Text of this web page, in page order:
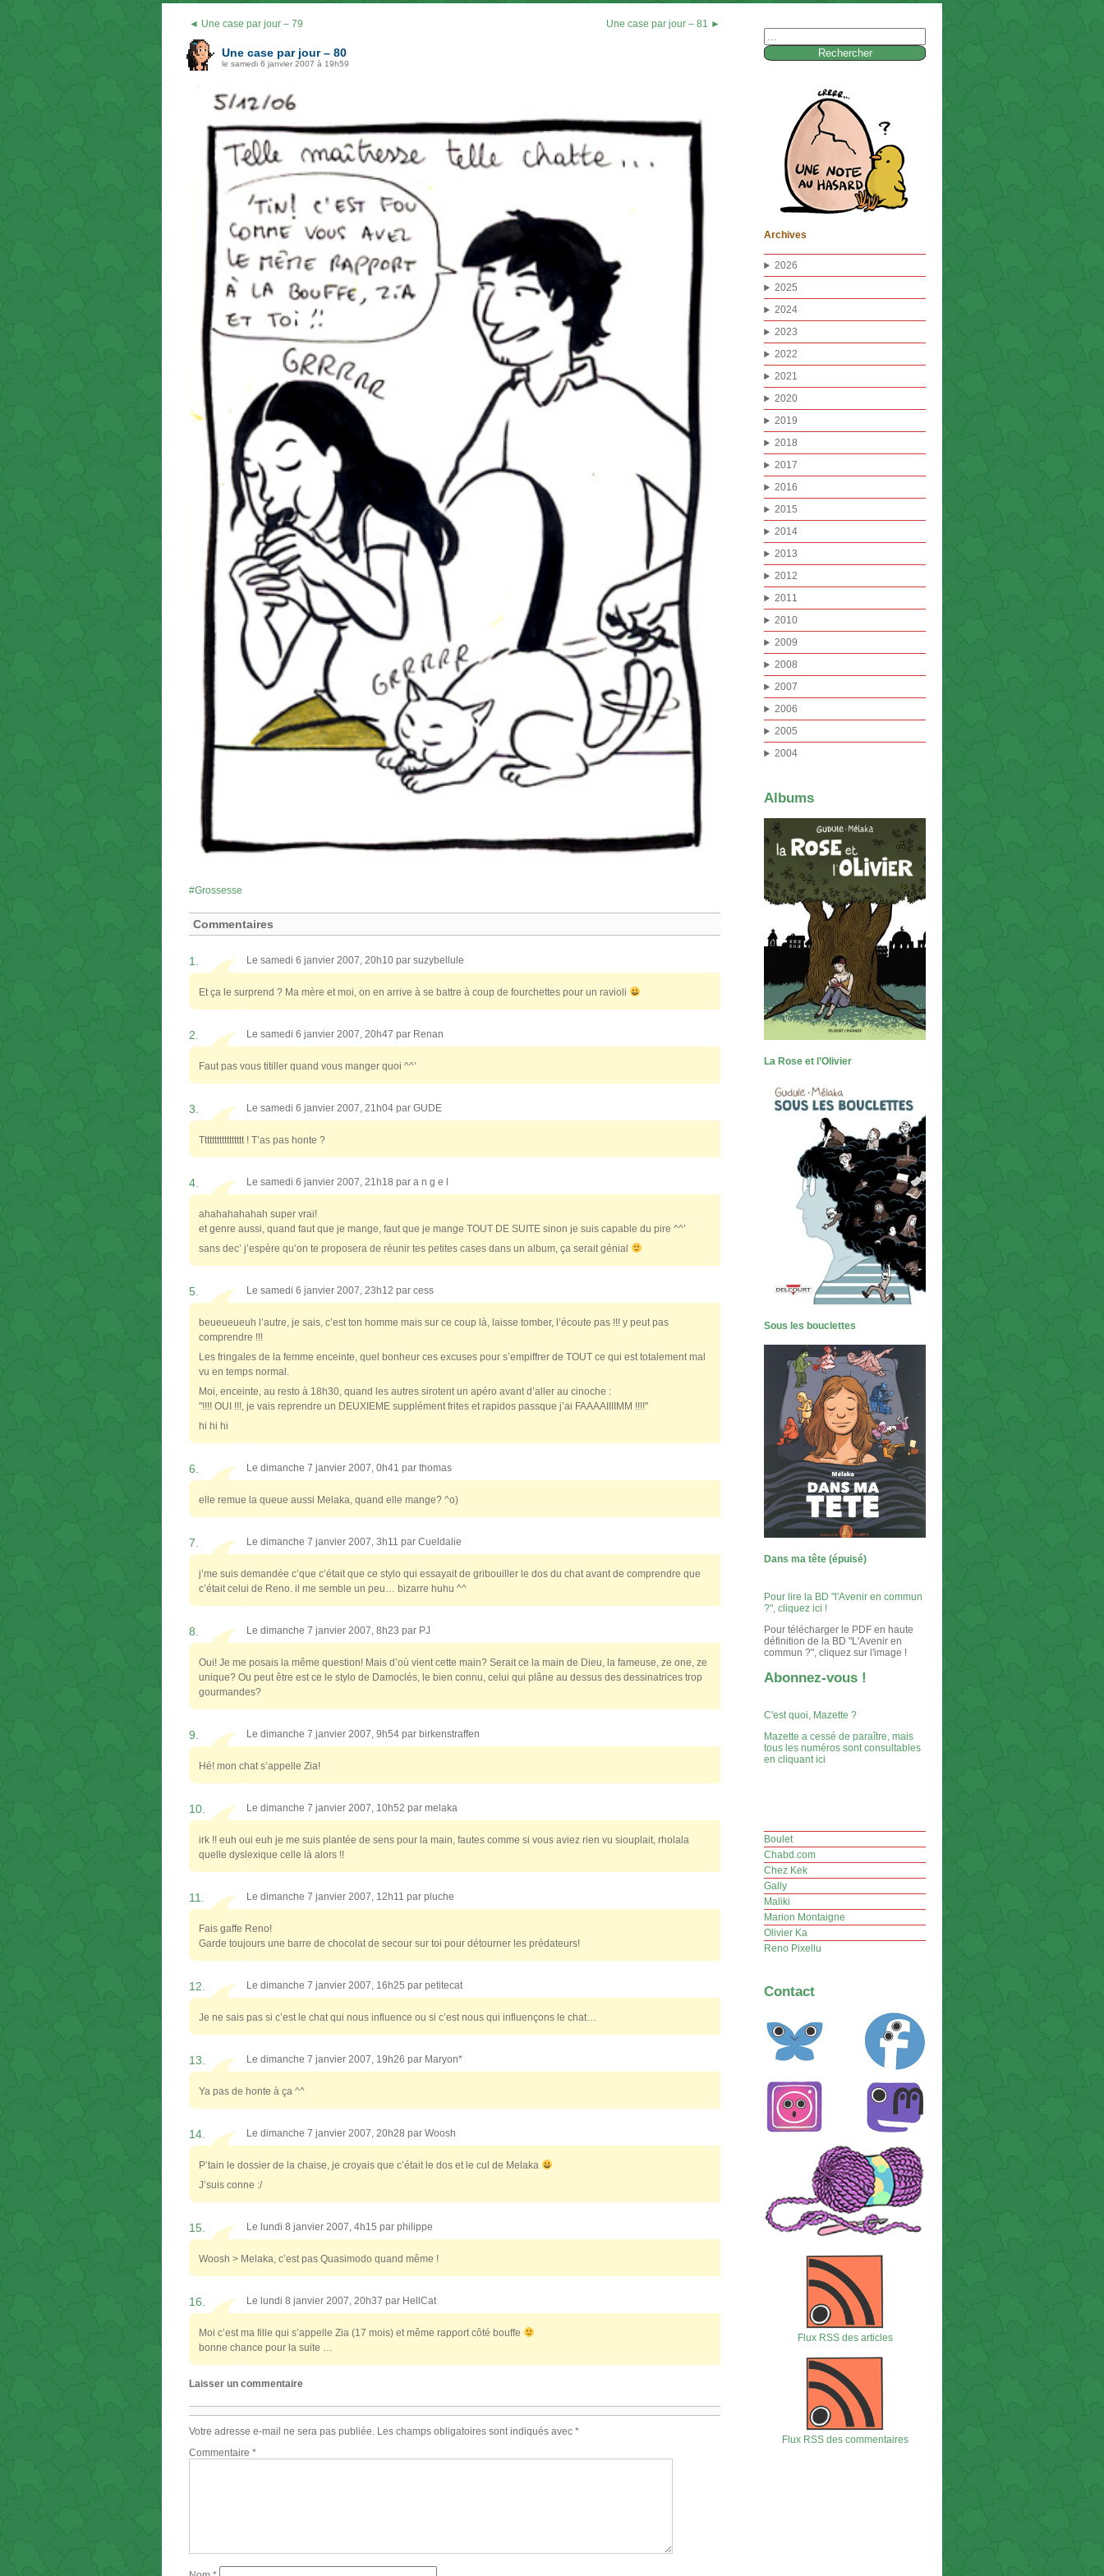
◄ Une case par jour – 79 Une case par jour – 81 ►
Une case par jour – 80
le samedi 6 janvier 2007 à 19h59
Grossesse
Commentaires
1. Le samedi 6 janvier 2007, 20h10 par suzybellule
Et ça le surprend ? Ma mère et moi, on en arrive à se battre à coup de fourchettes pour un ravioli
2. Le samedi 6 janvier 2007, 20h47 par Renan
Faut pas vous titiller quand vous manger quoi ^^’
3. Le samedi 6 janvier 2007, 21h04 par GUDE
Ttttttttttttttttt ! T’as pas honte ?
4. Le samedi 6 janvier 2007, 21h18 par a n g e l
ahahahahahah super vrai!
et genre aussi, quand faut que je mange, faut que je mange TOUT DE SUITE sinon je suis capable du pire ^^’
sans dec’ j’espère qu’on te proposera de réunir tes petites cases dans un album, ça serait génial
5. Le samedi 6 janvier 2007, 23h12 par cess
beueueueuh l’autre, je sais, c’est ton homme mais sur ce coup là, laisse tomber, l’écoute pas !!! y peut pas
comprendre !!!
Les fringales de la femme enceinte, quel bonheur ces excuses pour s’empiffrer de TOUT ce qui est totalement mal
vu en temps normal.
Moi, enceinte, au resto à 18h30, quand les autres sirotent un apéro avant d’aller au cinoche :
"!!!! OUI !!!, je vais reprendre un DEUXIEME supplément frites et rapidos passque j’ai FAAAAIIIIMM !!!!"
hi hi hi
6. Le dimanche 7 janvier 2007, 0h41 par thomas
elle remue la queue aussi Melaka, quand elle mange? ^o)
7. Le dimanche 7 janvier 2007, 3h11 par Cueldalie
j’me suis demandée c’que c’était que ce stylo qui essayait de gribouiller le dos du chat avant de comprendre que
c’était celui de Reno. il me semble un peu… bizarre huhu ^^
8. Le dimanche 7 janvier 2007, 8h23 par PJ
Oui! Je me posais la même question! Mais d’où vient cette main? Serait ce la main de Dieu, la fameuse, ze one, ze
unique? Ou peut être est ce le stylo de Damoclés, le bien connu, celui qui plâne au dessus des dessinatrices trop
gourmandes?
9. Le dimanche 7 janvier 2007, 9h54 par birkenstraffen
Hé! mon chat s’appelle Zia!
10. Le dimanche 7 janvier 2007, 10h52 par melaka
irk !! euh oui euh je me suis plantée de sens pour la main, fautes comme si vous aviez rien vu siouplait, rholala
quelle dyslexique celle là alors !!
11. Le dimanche 7 janvier 2007, 12h11 par pluche
Fais gaffe Reno!
Garde toujours une barre de chocolat de secour sur toi pour détourner les prédateurs!
12. Le dimanche 7 janvier 2007, 16h25 par petitecat
Je ne sais pas si c’est le chat qui nous influence ou si c’est nous qui influençons le chat…
13. Le dimanche 7 janvier 2007, 19h26 par Maryon*
Ya pas de honte à ça ^^
14. Le dimanche 7 janvier 2007, 20h28 par Woosh
P’tain le dossier de la chaise, je croyais que c’était le dos et le cul de Melaka
J’suis conne :/
15. Le lundi 8 janvier 2007, 4h15 par philippe
Woosh > Melaka, c’est pas Quasimodo quand même !
16. Le lundi 8 janvier 2007, 20h37 par HellCat
Moi c’est ma fille qui s’appelle Zia (17 mois) et même rapport côté bouffe
bonne chance pour la suite …
Laisser un commentaire
Votre adresse e-mail ne sera pas publiée. Les champs obligatoires sont indiqués avec *
Commentaire *
Archives
2026
2025
2024
2023
2022
2021
2020
2019
2018
2017
2016
2015
2014
2013
2012
2011
2010
2009
2008
2007
2006
2005
2004
Albums
La Rose et l’Olivier
Sous les bouclettes
Dans ma tête (épuisé)
Pour lire la BD "l'Avenir en commun
?", cliquez ici !
Pour télécharger le PDF en haute
définition de la BD "L'Avenir en
commun ?", cliquez sur l'image !
Abonnez-vous !
C'est quoi, Mazette ?
Mazette a cessé de paraître, mais
tous les numéros sont consultables
en cliquant ici
Boulet
Chabd.com
Chez Kek
Gally
Maliki
Marion Montaigne
Olivier Ka
Reno Pixellu
Contact
Flux RSS des articles
Flux RSS des commentaires